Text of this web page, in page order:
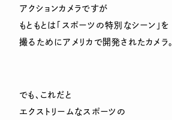
アクションカメラですが
もともとは「スポーツの特別なシーン」を
撮るためにアメリカで開発されたカメラ。
でも、これだと
エクストリームなスポーツの